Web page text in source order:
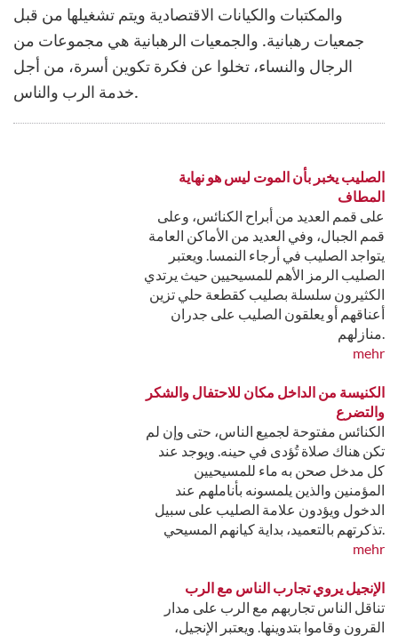
والمكتبات والكيانات الاقتصادية ويتم تشغيلها من قبل
جمعيات رهبانية. والجمعيات الرهبانية هي مجموعات من
الرجال والنساء، تخلوا عن فكرة تكوين أسرة، من أجل
خدمة الرب والناس.
الصليب يخبر بأن الموت ليس هو نهاية
المطاف
على قمم العديد من أبراح الكنائس، وعلى
قمم الجبال، وفي العديد من الأماكن العامة
يتواجد الصليب في أرجاء النمسا. ويعتبر
الصليب الرمز الأهم للمسيحيين حيث يرتدي
الكثيرون سلسلة بصليب كقطعة حلي تزين
أعناقهم أو يعلقون الصليب على جدران
منازلهم.
mehr
الكنيسة من الداخل مكان للاحتفال والشكر
والتضرع
الكنائس مفتوحة لجميع الناس، حتى وإن لم
تكن هناك صلاة تُؤدى في حينه. ويوجد عند
كل مدخل صحن به ماء للمسيحيين
المؤمنين والذين يلمسونه بأناملهم عند
الدخول ويؤدون علامة الصليب على سبيل
تذكرتهم بالتعميد، بداية كيانهم المسيحي.
mehr
الإنجيل يروي تجارب الناس مع الرب
تناقل الناس تجاربهم مع الرب على مدار
القرون وقاموا بتدوينها. ويعتبر الإنجيل،